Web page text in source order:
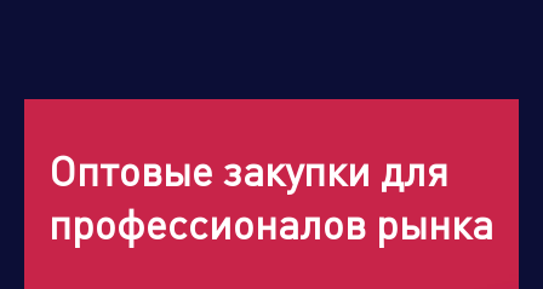
Оптовые закупки для
профессионалов рынка